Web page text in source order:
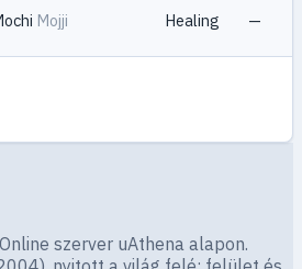
Mojji Healing —
szerver uAthena alapon.